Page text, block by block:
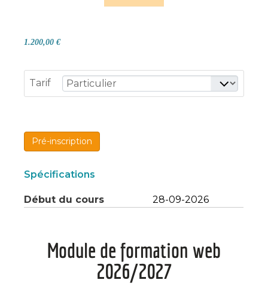
1.200,00 €
Tarif
Pré-inscription
Spécifications
Début du cours 28-09-2026
Module de formation web
2026/2027